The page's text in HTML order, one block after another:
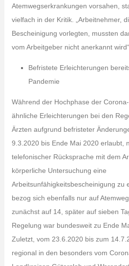
Atemwegserkrankungen vorsahen,
vielfach in der Kritik. „Arbeitnehmer,
Bescheinigung vorlegten, mussten
vom Arbeitgeber nicht anerkannt
Befristete Erleichterungen
Pandemie
Während der Hochphase der
ähnliche Erleichterungen bei den
Ärzten aufgrund befristeter
9.3.2020 bis Ende Mai 2020 erlaubt,
telefonischer Rücksprache mit dem
körperliche Untersuchung eine
Arbeitsunfähigkeitsbescheinigung zu
bezog sich ebenfalls nur auf
zunächst auf 14, später auf sieben
Regelung war bundesweit zu Ende
Zuletzt, vom 23.6.2020 bis zum
regional in den besonders vom